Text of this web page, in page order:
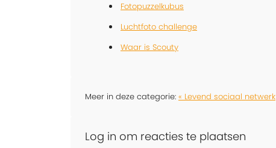
Fotopuzzelkubus
Luchtfoto challenge
Waar is Scouty
Meer in deze categorie: « Levend sociaal netwerk
Log in om reacties te plaatsen